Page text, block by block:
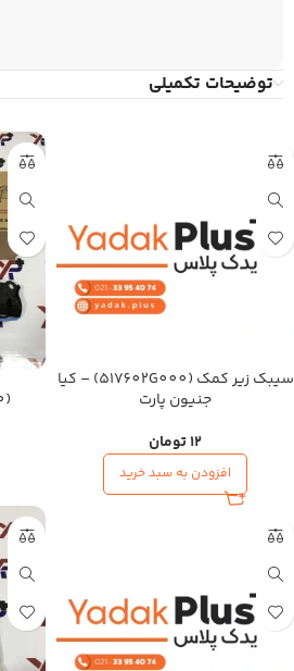
توضیحات تکمیلی
سیبک زیر کمک (517602G000) – کیا
جنیون پارت
12تومان
افزودن به سبد خرید
(546511M300) – DYC کره